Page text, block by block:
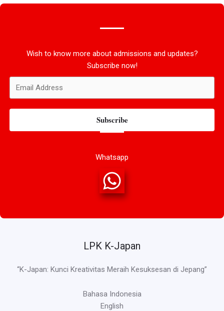
Wish to know more about admissions and updates?
Subscribe now!
Subscribe
Whatsapp
LPK K-Japan
“K-Japan: Kunci Kreativitas Meraih Kesuksesan di Jepang”
Bahasa Indonesia
English